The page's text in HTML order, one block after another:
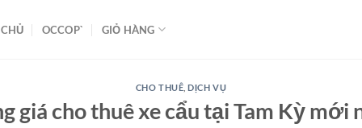
OCCOP` GIỎ HÀNG
CHO THUÊ ,DỊCH VỤ
giá cho thuê xe cẩu tại Tam Kỳ mới